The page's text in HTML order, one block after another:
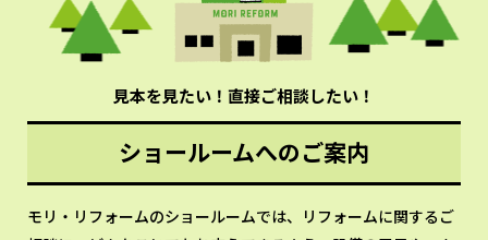
見本を見たい！直接ご相談したい！
ショールームへのご案内
モリ・リフォームのショールームでは、リフォームに関するご